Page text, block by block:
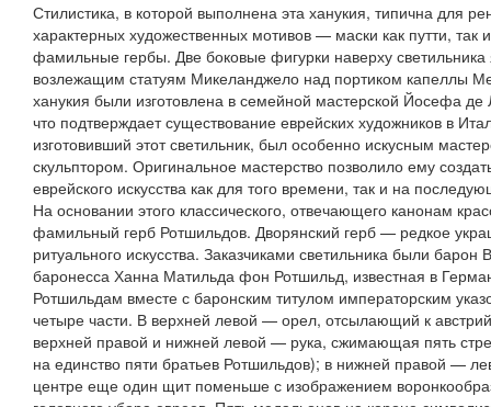
Стилистика, в которой выполнена эта ханукия, типична для
характерных художественных мотивов — маски как путти, так
фамильные гербы. Две боковые фигурки наверху
возлежащим статуям Микеланджело над портиком капеллы
ханукия были изготовлена в семейной мастерской Йосефа
что подтверждает существование еврейских художников в
изготовивший этот светильник, был особенно искусным
скульптором. Оригинальное мастерство позволило ему
еврейского искусства как для того времени, так и на
На основании этого классического, отвечающего канонам
фамильный герб Ротшильдов. Дворянский герб — редкое
ритуального искусства. Заказчиками светильника были
баронесса Ханна Матильда фон Ротшильд, известная в
Ротшильдам вместе с баронским титулом императорским
четыре части. В верхней левой — орел, отсылающий к
верхней правой и нижней левой — рука, сжимающая пять
на единство пяти братьев Ротшильдов); в нижней правой —
центре еще один щит поменьше с изображением